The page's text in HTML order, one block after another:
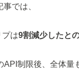
では、
プは9割減少したと
API制限後、全体量